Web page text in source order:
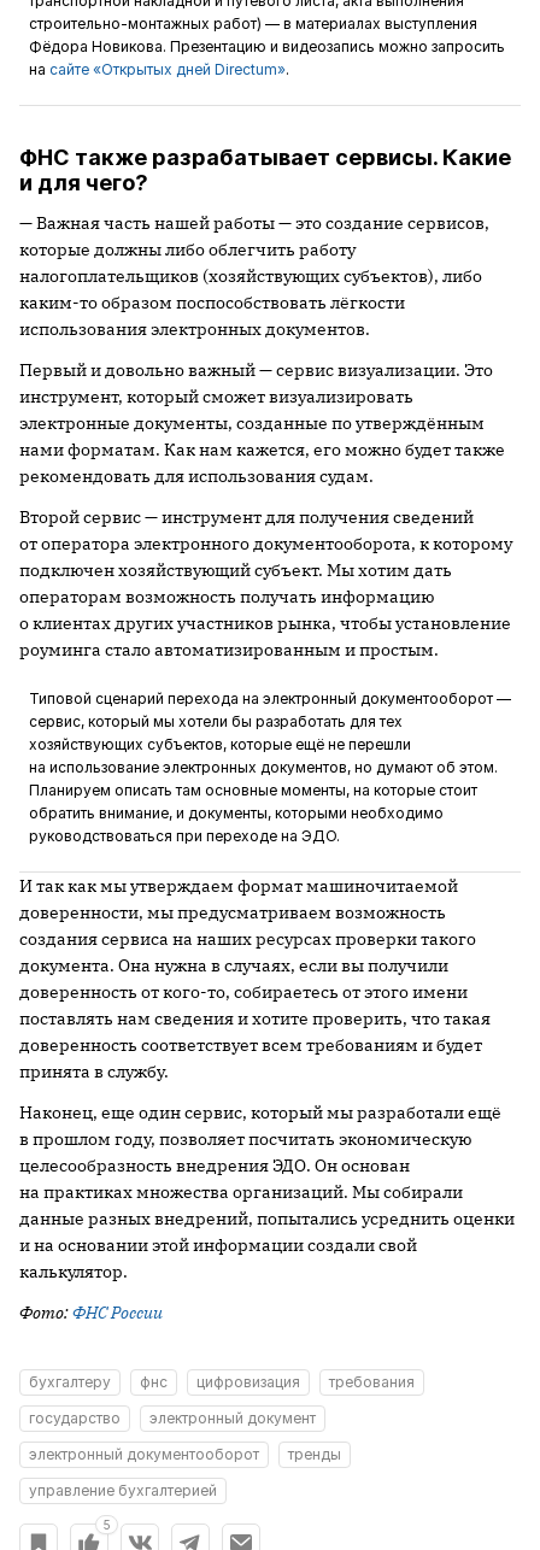
строительно-монтажных работ) — в материалах выступления
Фёдора Новикова. Презентацию и видеозапись можно запросить
на сайте «Открытых дней Directum».
ФНС также разрабатывает сервисы. Какие
и для чего?
— Важная часть нашей работы — это создание сервисов,
которые должны либо облегчить работу
налогоплательщиков (хозяйствующих субъектов), либо
каким-то образом поспособствовать лёгкости
использования электронных документов.
Первый и довольно важный — сервис визуализации. Это
инструмент, который сможет визуализировать
электронные документы, созданные по утверждённым
нами форматам. Как нам кажется, его можно будет также
рекомендовать для использования судам.
Второй сервис — инструмент для получения сведений
от оператора электронного документооборота, к которому
подключен хозяйствующий субъект. Мы хотим дать
операторам возможность получать информацию
о клиентах других участников рынка, чтобы установление
роуминга стало автоматизированным и простым.
Типовой сценарий перехода на электронный документооборот —
сервис, который мы хотели бы разработать для тех
хозяйствующих субъектов, которые ещё не перешли
на использование электронных документов, но думают об этом.
Планируем описать там основные моменты, на которые стоит
обратить внимание, и документы, которыми необходимо
руководствоваться при переходе на ЭДО.
И так как мы утверждаем формат машиночитаемой
доверенности, мы предусматриваем возможность
создания сервиса на наших ресурсах проверки такого
документа. Она нужна в случаях, если вы получили
доверенность от кого-то, собираетесь от этого имени
поставлять нам сведения и хотите проверить, что такая
доверенность соответствует всем требованиям и будет
принята в службу.
Наконец, еще один сервис, который мы разработали ещё
в прошлом году, позволяет посчитать экономическую
целесообразность внедрения ЭДО. Он основан
на практиках множества организаций. Мы собирали
данные разных внедрений, попытались усреднить оценки
и на основании этой информации создали свой
калькулятор.
Фото:ФНС России
бухгалтеру фнс цифровизация
требования
государство
электронный документ
электронный документооборот
тренды
управление бухгалтерией
5